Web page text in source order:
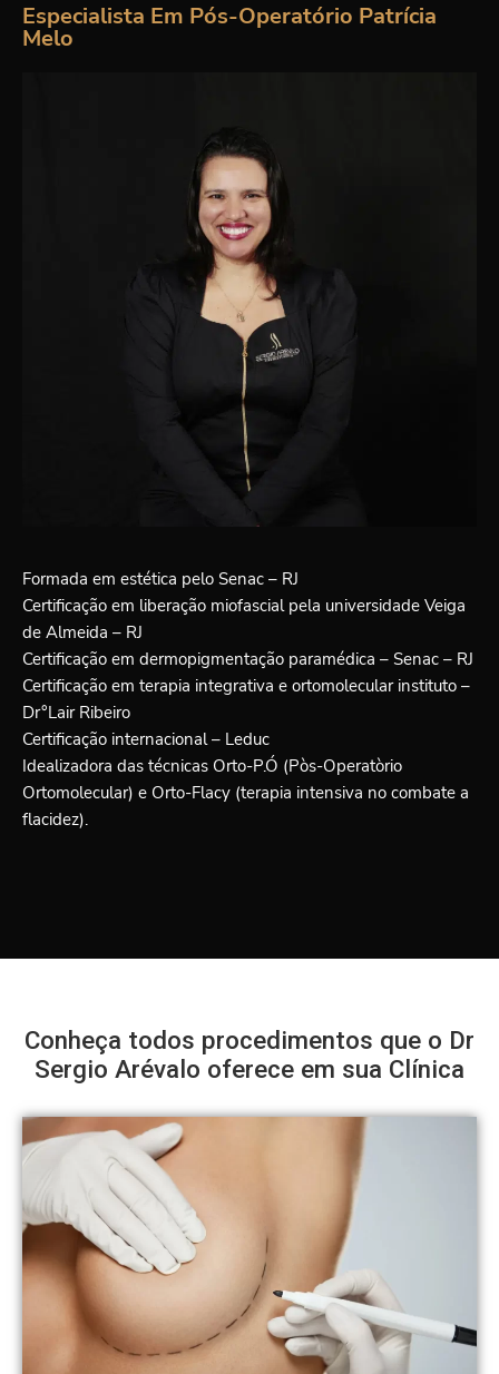
Especialista Em Pós-Operatório Patrícia
Melo
Formada em estética pelo Senac – RJ
Certificação em liberação miofascial pela universidade Veiga
de Almeida – RJ
Certificação em dermopigmentação paramédica – Senac – RJ
Certificação em terapia integrativa e ortomolecular instituto –
Dr°Lair Ribeiro
Certificação internacional – Leduc
Idealizadora das técnicas Orto-P.Ó (Pòs-Operatòrio
Ortomolecular) e Orto-Flacy (terapia intensiva no combate a
flacidez).
Conheça todos procedimentos que o Dr
Sergio Arévalo oferece em sua Clínica